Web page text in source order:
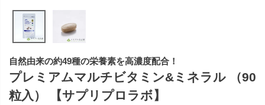
自然由来の約49種の栄養素を高濃度配合！
プレミアムマルチビタミン&ミネラル （90
粒入） 【サプリプロラボ】